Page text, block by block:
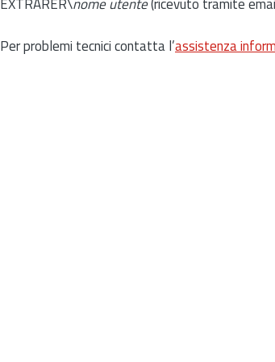
Per problemi tecnici contatta l’assistenza